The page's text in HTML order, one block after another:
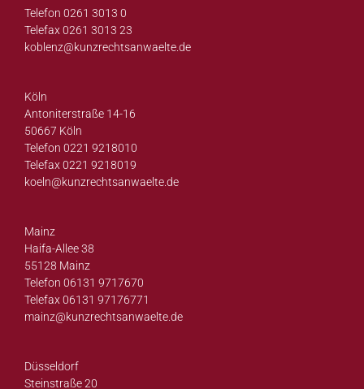
Telefon 0261 3013 0
Telefax 0261 3013 23
koblenz@kunzrechtsanwaelte.de
Köln
Antoniterstraße 14-16
50667 Köln
Telefon 0221 9218010
Telefax 0221 9218019
koeln@kunzrechtsanwaelte.de
Mainz
Haifa-Allee 38
55128 Mainz
Telefon 06131 9717670
Telefax 06131 97176771
mainz@kunzrechtsanwaelte.de
Düsseldorf
Steinstraße 20